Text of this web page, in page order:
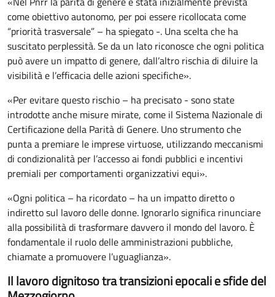
come obiettivo autonomo, per poi essere ricollocata come
“priorità trasversale” – ha spiegato -. Una scelta che ha
suscitato perplessità. Se da un lato riconosce che ogni politica
può avere un impatto di genere, dall’altro rischia di diluire la
visibilità e l’efficacia delle azioni specifiche».
«Per evitare questo rischio – ha precisato - sono state
introdotte anche misure mirate, come il Sistema Nazionale di
Certificazione della Parità di Genere. Uno strumento che
punta a premiare le imprese virtuose, utilizzando meccanismi
di condizionalità per l’accesso ai fondi pubblici e incentivi
premiali per comportamenti organizzativi equi».
«Ogni politica – ha ricordato – ha un impatto diretto o
indiretto sul lavoro delle donne. Ignorarlo significa rinunciare
alla possibilità di trasformare davvero il mondo del lavoro. È
fondamentale il ruolo delle amministrazioni pubbliche,
chiamate a promuovere l’uguaglianza».
Il lavoro dignitoso tra transizioni epocali e sfide del